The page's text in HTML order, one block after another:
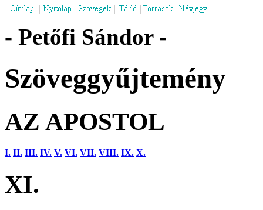
- Petőfi Sándor -
Szöveggyűjtemény
AZ APOSTOL
I. II. III. IV. V. VI. VII. VIII. IX. X.
XI.